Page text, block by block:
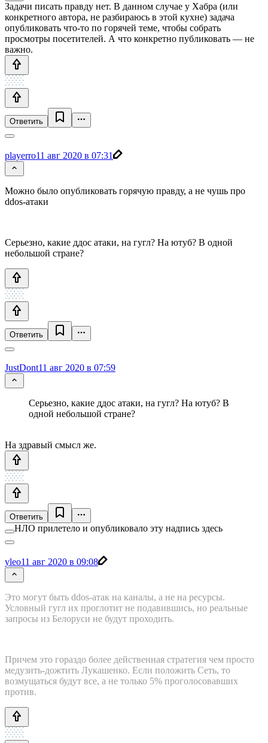
Задачи писать правду нет. В данном случае у Хабра (или
конкретного автора, не разбираюсь в этой кухне) задача
опубликовать что-то по горячей теме, чтобы собрать
просмотры посетителей. А что конкретно публиковать — не
важно.
Ответить
playerro11 авг 2020 в 07:31
Можно было опубликовать горячую правду, а не чушь про
ddos-атаки
Серьезно, какие ддос атаки, на гугл? На ютуб? В одной
небольшой стране?
Ответить
JustDont11 авг 2020 в 07:59
Серьезно, какие ддос атаки, на гугл? На ютуб? В
одной небольшой стране?
На здравый смысл же.
Ответить
НЛО прилетело и опубликовало эту надпись здесь
yleo11 авг 2020 в 09:08
Это могут быть ddos-атак на каналы, а не на ресурсы.
Условный гугл их проглотит не подавившись, но реальные
запросы из Белоруси не будут проходить.
Причем это гораздо более действенная стратегия чем просто
медузить-дожтить Лукашенко. Если положить Сеть, то
возмущаться будут все, а не только 5% проголосовавших
против.